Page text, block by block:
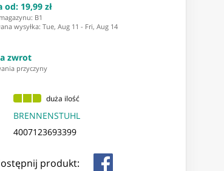
od: 19,99 zł
⁨B1⁩
wysyłka: Tue, Aug 11 - Fri, Aug 14
zwrot
przyczyny
duża ilość
BRENNENSTUHL
4007123693399
produkt: